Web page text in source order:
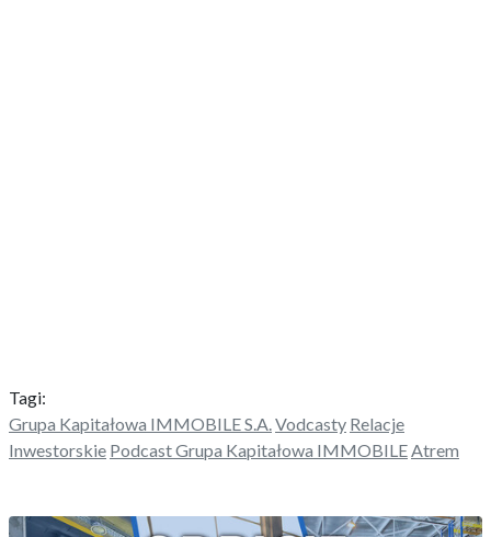
Tagi:
Grupa Kapitałowa IMMOBILE S.A. Vodcasty Relacje
Inwestorskie Podcast Grupa Kapitałowa IMMOBILE Atrem